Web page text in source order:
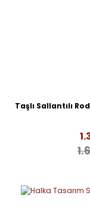
Taşlı Sallantılı